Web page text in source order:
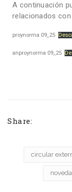
A continuación
relacionados
proynorma 09_25
anproynorma 09_25
Share:
circular